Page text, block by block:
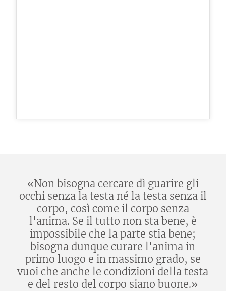
«Non bisogna cercare dì guarire gli
occhi senza la testa né la testa senza il
corpo, così come il corpo senza
l'anima. Se il tutto non sta bene, è
impossibile che la parte stia bene;
bisogna dunque curare l'anima in
primo luogo e in massimo grado, se
vuoi che anche le condizioni della testa
e del resto del corpo siano buone.»